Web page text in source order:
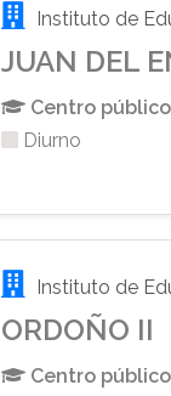
Instituto de
JUAN DEL
Centro público
Diurno
Instituto de
ORDOÑO II
Centro público